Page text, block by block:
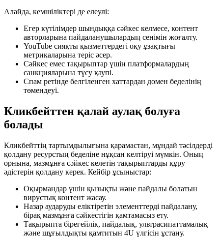
Алайда, кемшіліктері де елеулі:
Егер күтілімдер шындыққа сәйкес келмесе, контент
авторларына пайдаланушылардың сенімін жоғалту.
YouTube сияқты қызметтердегі оқу ұзақтығы
метрикаларына теріс әсер.
Сәйкес емес тақырыптар үшін платформалардың
санкцияларына түсу қаупі.
Спам ретінде белгіленген хаттардан домен беделінің
төмендеуі.
Кликбейттен қалай аулақ болуға
болады
Кликбейттің тартымдылығына қарамастан, мұндай тәсілдерді
қолдану ресурстың беделіне нұқсан келтіруі мүмкін. Оның
орнына, мазмұнға сәйкес келетін тақырыптарды құру
әдістерін қолдану керек. Кейбір ұсыныстар:
Оқырмандар үшін қызықты және пайдалы болатын
вирустық контент жасау.
Назар аударуды еліктіретін элементтерді пайдалану,
бірақ мазмұнға сәйкестігін қамтамасыз ету.
Тақырыпта бірегейлік, пайдалық, ультрасипаттамалық
және шұғылдықты қамтитын 4U үлгісін ұстану.